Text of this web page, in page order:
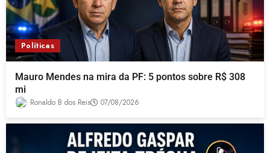
Políticas
Mauro Mendes na mira da PF: 5 pontos sobre R$ 308
mi
Ronaldo B dos Reis 07/08/2026